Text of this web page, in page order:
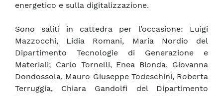
energetico e sulla digitalizzazione.
Sono saliti in cattedra per l’occasione: Luigi
Mazzocchi, Lidia Romani, Maria Nordio del
Dipartimento Tecnologie di Generazione e
Materiali; Carlo Tornelli, Enea Bionda, Giovanna
Dondossola, Mauro Giuseppe Todeschini, Roberta
Terruggia, Chiara Gandolfi del Dipartimento